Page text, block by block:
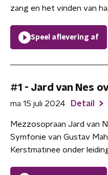
zang en het vinden van
Speel aflevering af
#1 - Jard van Nes
ma 15 juli 2024 Detail
Mezzosopraan Jard van
Symfonie van Gustav
Kerstmatinee onder